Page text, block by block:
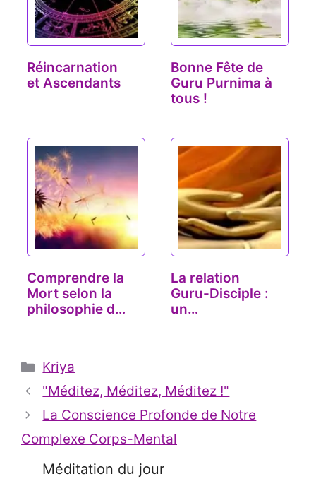
Réincarnation
et Ascendants
Bonne Fête de
Guru Purnima à
tous !
Comprendre la
Mort selon la
philosophie du
La relation
Guru-Disciple :
un
Catégories
Kriya
"Méditez, Méditez, Méditez !"
La Conscience Profonde de Notre
Complexe Corps-Mental
Méditation du jour